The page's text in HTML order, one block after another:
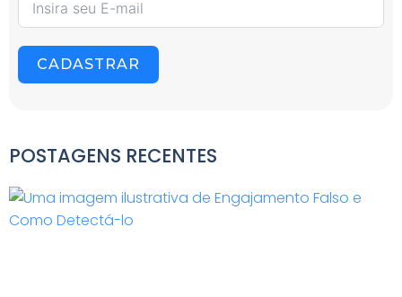
CADASTRAR
POSTAGENS RECENTES